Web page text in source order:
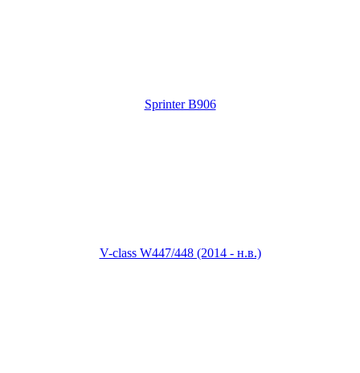
Sprinter B906
V-class W447/448 (2014 - н.в.)